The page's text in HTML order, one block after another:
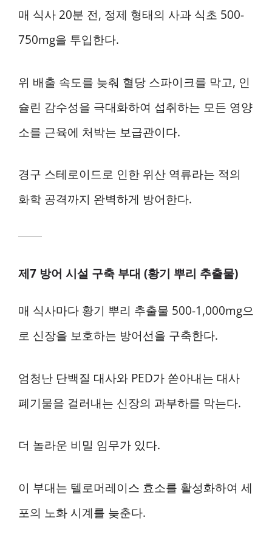
매 식사 20분 전, 정제 형태의 사과 식초 500-
750mg을 투입한다.
위 배출 속도를 늦춰 혈당 스파이크를 막고, 인
슐린 감수성을 극대화하여 섭취하는 모든 영양
소를 근육에 처박는 보급관이다.
경구 스테로이드로 인한 위산 역류라는 적의
화학 공격까지 완벽하게 방어한다.
제7 방어 시설 구축 부대 (황기 뿌리 추출물)
매 식사마다 황기 뿌리 추출물 500-1,000mg으
로 신장을 보호하는 방어선을 구축한다.
엄청난 단백질 대사와 PED가 쏟아내는 대사
폐기물을 걸러내는 신장의 과부하를 막는다.
더 놀라운 비밀 임무가 있다.
이 부대는 텔로머레이스 효소를 활성화하여 세
포의 노화 시계를 늦춘다.